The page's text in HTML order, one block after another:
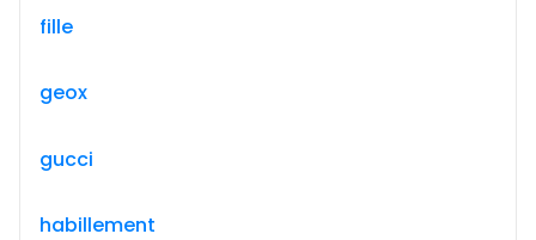
fille
geox
gucci
habillement